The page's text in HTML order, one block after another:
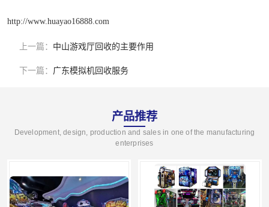
http://www.huayao16888.com
上一篇： 中山游戏厅回收的主要作用
下一篇： 广东模拟机回收服务
产品推荐
Development, design, production and sales in one of the manufacturing
enterprises